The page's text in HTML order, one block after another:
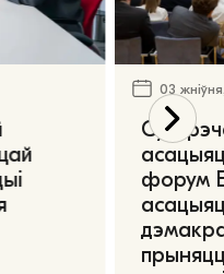
03
форум